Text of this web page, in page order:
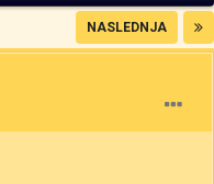
NASLEDNJA